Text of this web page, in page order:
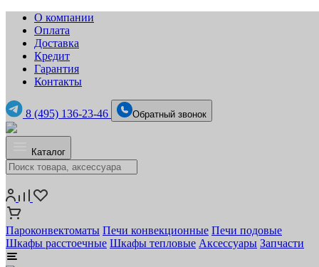
О компании
Оплата
Доставка
Кредит
Гарантия
Контакты
8 (495) 136-23-46 Обратный звонок
Каталог
Пароконвектоматы Печи конвекционные Печи подовые
Шкафы расстоечные Шкафы тепловые Аксессуары Запчасти